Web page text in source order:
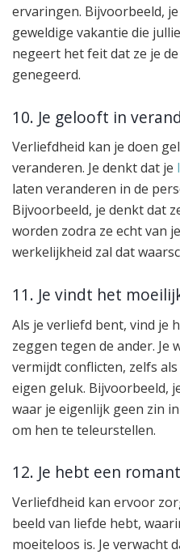
ervaringen. Bijvoorbeeld,
geweldige vakantie die
negeert het feit dat ze je
genegeerd.
10. Je gelooft in
Verliefdheid kan je doen
veranderen. Je denkt dat je
laten veranderen in de
Bijvoorbeeld, je denkt dat
worden zodra ze echt van
werkelijkheid zal dat
11. Je vindt het
Als je verliefd bent, vind je
zeggen tegen de ander. Je
vermijdt conflicten, zelfs
eigen geluk. Bijvoorbeeld,
waar je eigenlijk geen zin
om hen te teleurstellen.
12. Je hebt een
Verliefdheid kan ervoor
beeld van liefde hebt,
moeiteloos is. Je verwacht